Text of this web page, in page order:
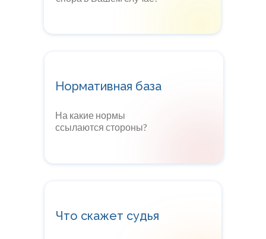
Что скажет судья
Нормативная база
На какие нормы
ссылаются стороны?